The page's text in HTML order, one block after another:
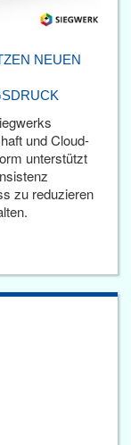
NEUEN
und Cloud-
unterstützt
zu reduzieren